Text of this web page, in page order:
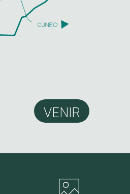
VENIR